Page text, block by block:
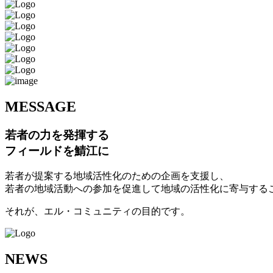
MESSAGE
若者の力を発揮する
フィールドを鯖江に
若者が提案する地域活性化のための企画を支援し、
若者の地域活動への参加を促進して地域の活性化に寄与する
それが、エル・コミュニティの目的です。
NEWS